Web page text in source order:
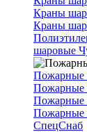
Краны
Краны
шаровые
Пожарные
Пожарные
Пожарные
Пожарные
СпецСнаб